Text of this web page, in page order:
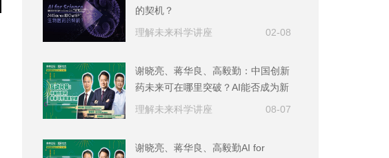
的契机？
理解未来科学讲座
02-08
谢晓亮、蒋华良、高毅勤：中国创新
药未来可在哪里突破？AI能否成为新
药研发的核心技术？
理解未来科学讲座 08-07
谢晓亮、蒋华良、高毅勤AI for